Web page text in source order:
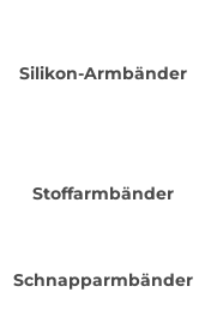
Silikon-Armbänder
Stoffarmbänder
Schnapparmbänder